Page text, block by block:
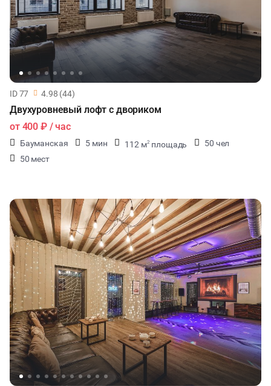
ID 77 4.98 (44)
Двухуровневый лофт с двориком
от 400 ₽/ час
Бауманская 5 мин 112 м2 площадь
50 чел
50 мест